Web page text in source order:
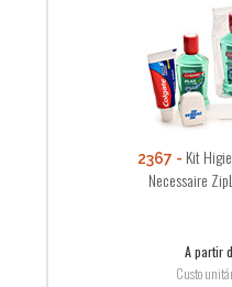
2367
Kit
Necessaire
A partir
Custo